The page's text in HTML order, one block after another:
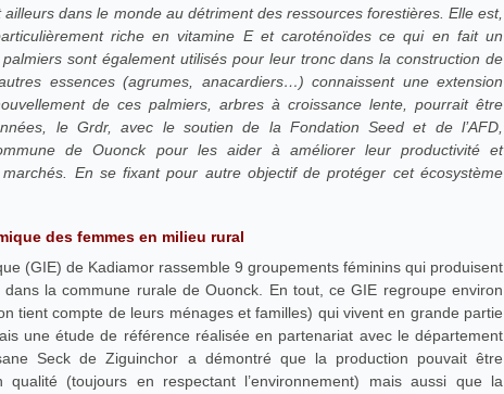
dans le monde au détriment des ressources forestières. Elle est,
riche en vitamine E et caroténoïdes ce qui en fait un
sont également utilisés pour leur tronc dans la construction de
essences (agrumes, anacardiers…) connaissent une extension
de ces palmiers, arbres à croissance lente, pourrait être
le Grdr, avec le soutien de la Fondation Seed et de l’AFD,
de Ouonck pour les aider à améliorer leur productivité et
En se fixant pour autre objectif de protéger cet écosystème
des femmes en milieu rural
(GIE) de Kadiamor rassemble 9 groupements féminins qui produisent
la commune rurale de Ouonck. En tout, ce GIE regroupe environ
tient compte de leurs ménages et familles) qui vivent en grande partie
une étude de référence réalisée en partenariat avec le département
Seck de Ziguinchor a démontré que la production pouvait être
qualité (toujours en respectant l’environnement) mais aussi que la